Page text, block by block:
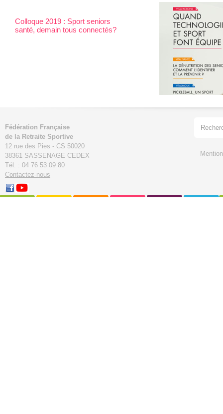
Colloque 2019 : Sport seniors
santé, demain tous connectés?
Fédération Française
de la Retraite Sportive
12 rue des Pies - CS 50020
38361 SASSENAGE CEDEX
Tél. : 04 76 53 09 80
Contactez-nous